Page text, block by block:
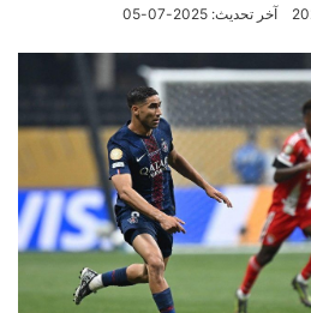
آخر تحديث: 2025-07-05